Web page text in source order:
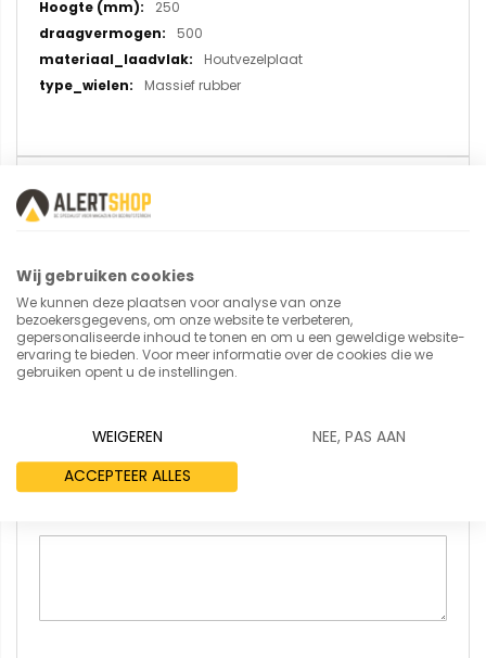
250
500
Houtvezelplaat
Massief rubber
U plaatst een review over:
Platenroller 4165 in U-vorm 150 mm
Uw naam
Wij gebruiken cookies
We kunnen deze plaatsen voor analyse van onze
bezoekersgegevens, om onze website te verbeteren,
gepersonaliseerde inhoud te tonen en om u een geweldige website-
ervaring te bieden. Voor meer informatie over de cookies die we
gebruiken opent u de instellingen.
WEIGEREN
NEE, PAS AAN
ACCEPTEER ALLES